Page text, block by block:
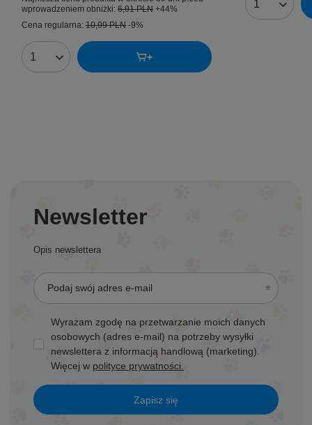
wprowadzeniem obniżki: 6,91 PLN +44%
Cena regularna: 10,99 PLN -9%
Ilość produktów
Ilość
Newsletter
Opis newslettera
Podaj swój adres e-mail
Wyrażam zgodę na przetwarzanie moich danych
osobowych (adres e-mail) na potrzeby wysyłki
newslettera z informacją handlową (marketing).
Więcej w polityce prywatności.
Zapisz się